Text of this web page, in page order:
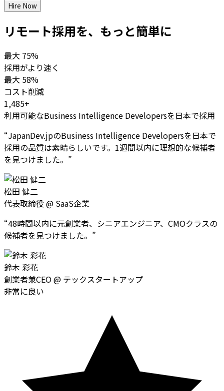
Hire Now
リモート採用を、もっと簡単に
最大 75%
採用がより速く
最大 58%
コスト削減
1,485+
利用可能なBusiness Intelligence Developersを日本で採用
“JapanDev.jpのBusiness Intelligence Developersを日本で
採用の品質は素晴らしいです。1週間以内に理想的な候補者
を見つけました。 ”
松田 健二
代表取締役 @ SaaS企業
“48時間以内に元創業者、シニアエンジニア、CMOクラスの
候補者を見つけました。 ”
鈴木 彩花
創業者兼CEO@ テックスタートアップ
非常に良い